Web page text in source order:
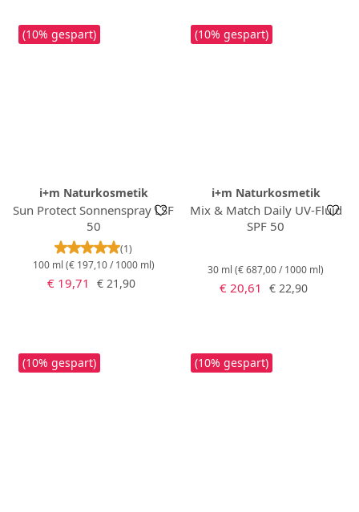
(10% gespart)
i+m Naturkosmetik
Sun Protect Sonnenspray LSF
50
Durchschnittliche Bewertung von 5 von 5
(1)
100 ml (€ 197,10 / 1000 ml)
Verkaufspreis:
€ 19,71 Regulärer Preis:
€ 21,90
(10% gespart)
i+m Naturkosmetik
Mix & Match Daily UV-Fluid
SPF 50
30 ml (€ 687,00 / 1000 ml)
Verkaufspreis:
€ 20,61 Regulärer Preis:
€ 22,90
(10% gespart) (10% gespart)